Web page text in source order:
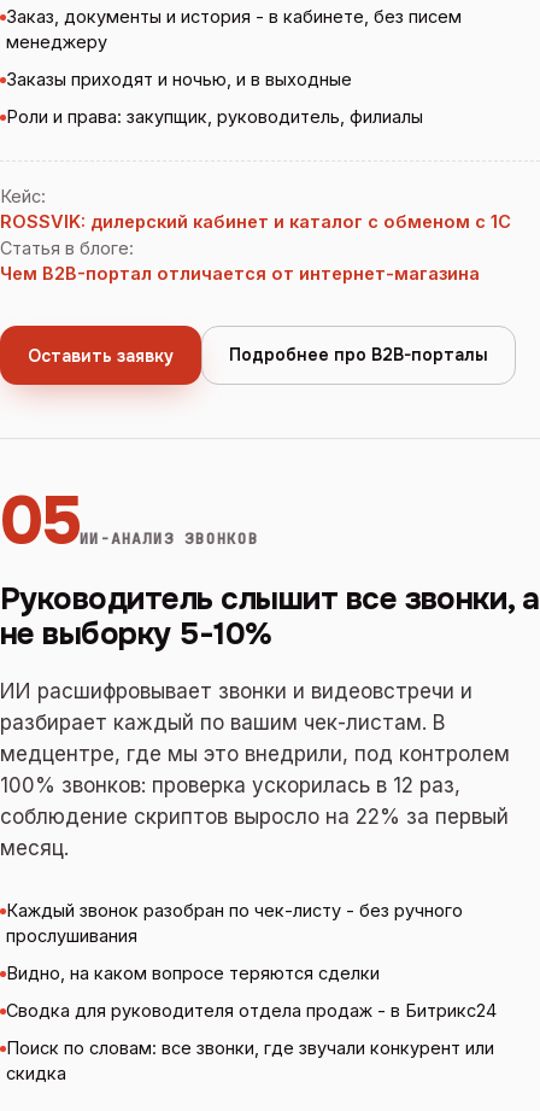
Заказ, документы и история - в кабинете, без писем
менеджеру
Заказы приходят и ночью, и в выходные
Роли и права: закупщик, руководитель, филиалы
Кейс:
ROSSVIK: дилерский кабинет и каталог с обменом с 1С
Статья в блоге:
Чем B2B-портал отличается от интернет-магазина
Оставить заявку Подробнее про B2B-порталы
05ИИ-АНАЛИЗ ЗВОНКОВ
Руководитель слышит все звонки, а
не выборку 5-10%
ИИ расшифровывает звонки и видеовстречи и
разбирает каждый по вашим чек-листам. В
медцентре, где мы это внедрили, под контролем
100% звонков: проверка ускорилась в 12 раз,
соблюдение скриптов выросло на 22% за первый
месяц.
Каждый звонок разобран по чек-листу - без ручного
прослушивания
Видно, на каком вопросе теряются сделки
Сводка для руководителя отдела продаж - в Битрикс24
Поиск по словам: все звонки, где звучали конкурент или
скидка